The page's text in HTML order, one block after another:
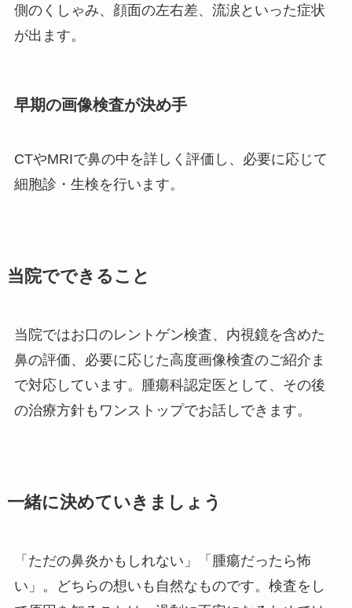
側のくしゃみ、顔面の左右差、流涙といった症状
が出ます。
早期の画像検査が決め手
CTやMRIで鼻の中を詳しく評価し、必要に応じて
細胞診・生検を行います。
当院でできること
当院ではお口のレントゲン検査、内視鏡を含めた
鼻の評価、必要に応じた高度画像検査のご紹介ま
で対応しています。腫瘍科認定医として、その後
の治療方針もワンストップでお話しできます。
一緒に決めていきましょう
「ただの鼻炎かもしれない」「腫瘍だったら怖
い」。どちらの想いも自然なものです。検査をし